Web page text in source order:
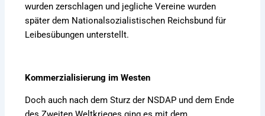
wurden zerschlagen und jegliche Vereine wurden
später dem Nationalsozialistischen Reichsbund für
Leibesübungen unterstellt.
Kommerzialisierung im Westen
Doch auch nach dem Sturz der NSDAP und dem Ende